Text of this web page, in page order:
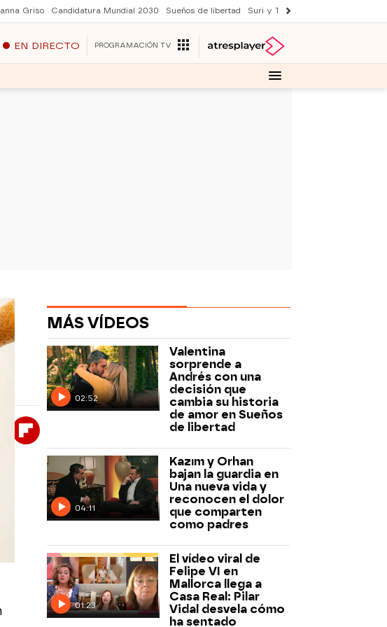
Griso Candidatura Mundial 2030 Sueños de libertad Suri y Tom Cruise
EN DIRECTO PROGRAMACIÓN TV
Flipboard
MÁS VÍDEOS
02:52
Valentina
sorprende a
Andrés con una
decisión que
cambia su historia
de amor en Sueños
de libertad
04:11
Kazım y Orhan
bajan la guardia en
Una nueva vida y
reconocen el dolor
que comparten
como padres
01:23
El vídeo viral de
Felipe VI en
Mallorca llega a
Casa Real: Pilar
Vidal desvela cómo
ha sentado